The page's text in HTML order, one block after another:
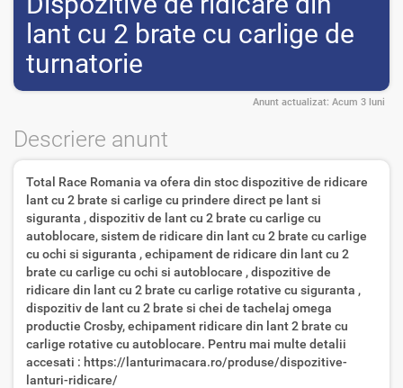
lant cu 2 brate cu carlige de
turnatorie
Anunt actualizat: Acum 3 luni
Descriere anunt
Total Race Romania va ofera din stoc dispozitive de ridicare
lant cu 2 brate si carlige cu prindere direct pe lant si
siguranta , dispozitiv de lant cu 2 brate cu carlige cu
autoblocare, sistem de ridicare din lant cu 2 brate cu carlige
cu ochi si siguranta , echipament de ridicare din lant cu 2
brate cu carlige cu ochi si autoblocare , dispozitive de
ridicare din lant cu 2 brate cu carlige rotative cu siguranta ,
dispozitiv de lant cu 2 brate si chei de tachelaj omega
productie Crosby, echipament ridicare din lant 2 brate cu
carlige rotative cu autoblocare. Pentru mai multe detalii
accesati : https://lanturimacara.ro/produse/dispozitive-
lanturi-ridicare/